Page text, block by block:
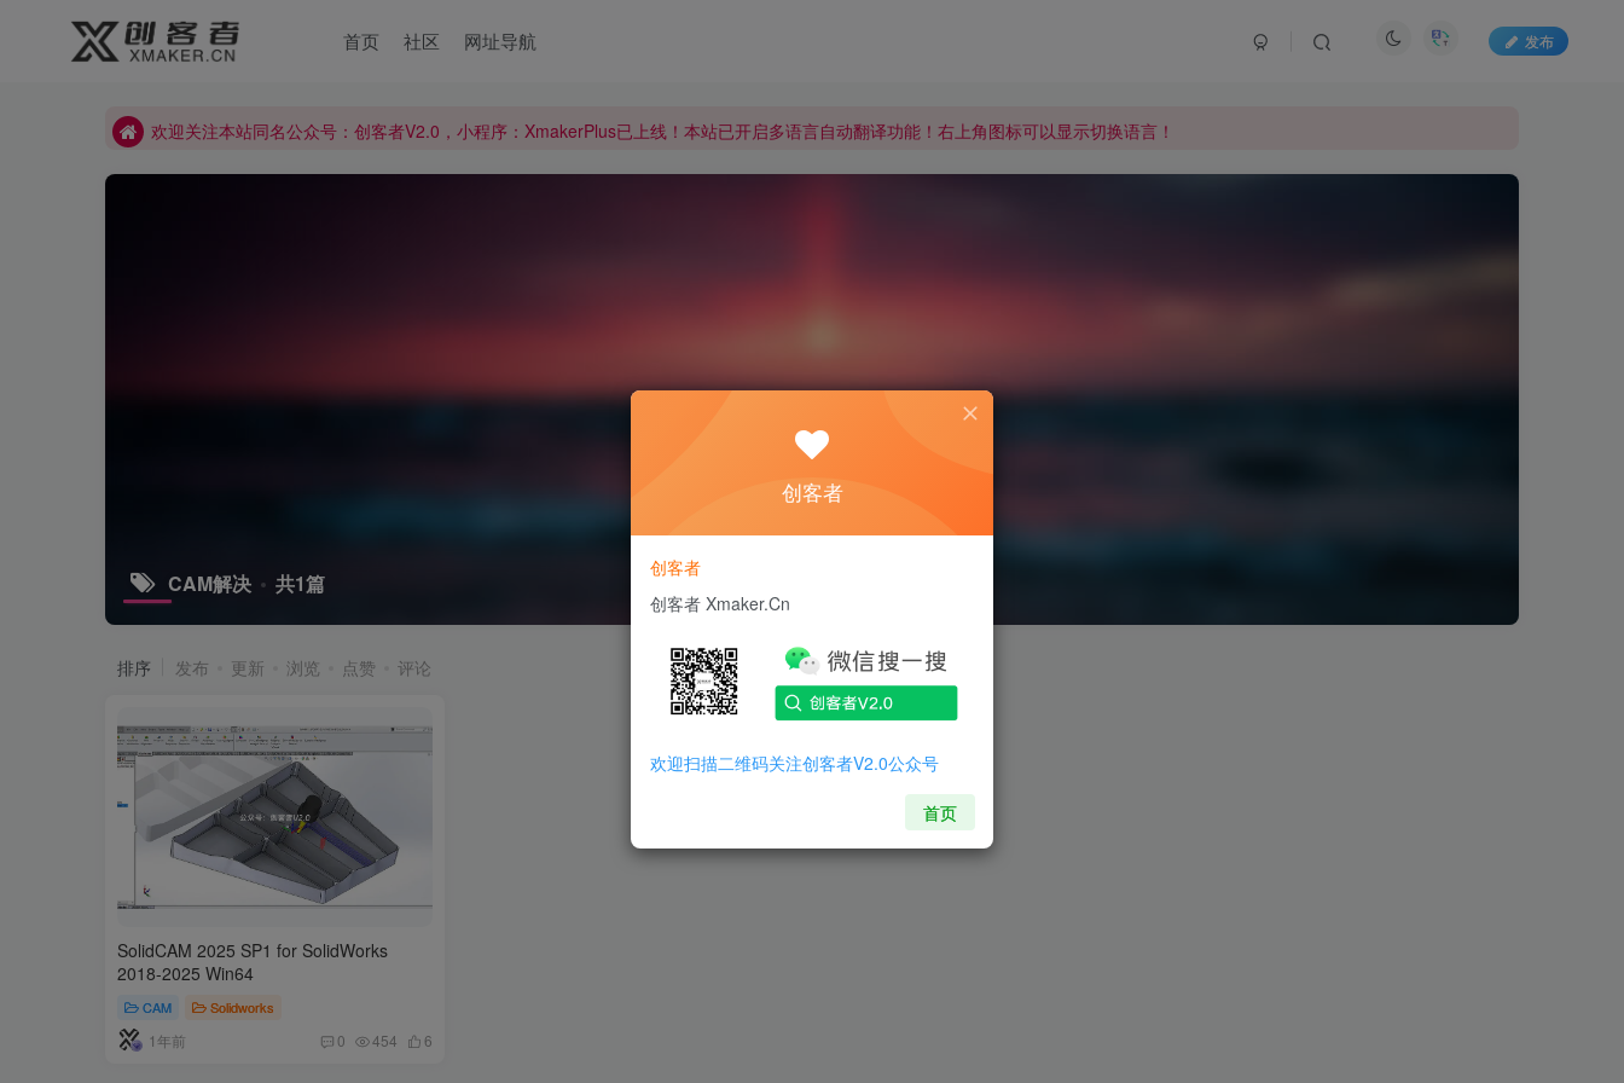
首页 社区 网址导航 发布
欢迎关注本站同名公众号：创客者V2.0，小程序：XmakerPlus已上线！本站已开启多语言自动翻译功能！右上角图标可以显示切换语言！
欢迎关注本站同名公众号：创客者V2.0，小程序：XmakerPlus已上线！本站已开启多语言自动翻译功能！右上角图标可以显示切换语言！
CAM解决 共1篇
排序 发布 更新 浏览 点赞 评论
SolidCAM 2025 SP1 for SolidWorks
2018-2025 Win64
CAM Solidworks
1年前 0 454 6
创客者
创客者
创客者 Xmaker.Cn
欢迎扫描二维码关注创客者V2.0公众号
首页